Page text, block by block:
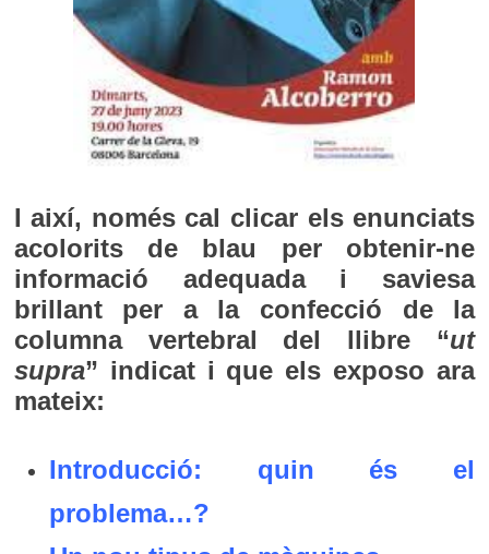
I així, només cal clicar els enunciats
acolorits de blau per obtenir-ne
informació adequada i saviesa
brillant per a la confecció de la
columna vertebral del llibre “ut
supra” indicat i que els exposo ara
mateix:
Introducció: quin és el
problema…?